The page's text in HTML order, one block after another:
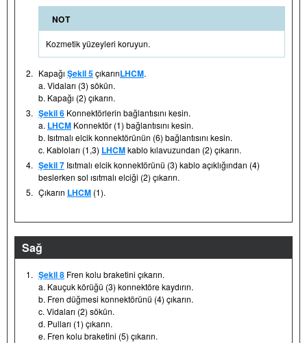
NOT
Kozmetik yüzeyleri koruyun.
2. Kapağı Şekil 5çıkarınLHCM.
a. Vidaları (3) sökün.
b. Kapağı (2) çıkarın.
3. Şekil 6 Konnektörlerin bağlantısını kesin.
a. LHCM Konnektör (1) bağlantısını kesin.
b. Isıtmalı elcik konnektörünün (6) bağlantısını kesin.
c. Kabloları (1,3) LHCMkablo kılavuzundan (2) çıkarın.
4. Şekil 7 Isıtmalı elcik konnektörünü (3) kablo açıklığından (4)
beslerken sol ısıtmalı elciği (2) çıkarın.
5. Çıkarın LHCM (1).
Sağ
1. Şekil 8 Fren kolu braketini çıkarın.
a. Kauçuk körüğü (3) konnektöre kaydırın.
b. Fren düğmesi konnektörünü (4) çıkarın.
c. Vidaları (2) sökün.
d. Pulları (1) çıkarın.
e. Fren kolu braketini (5) çıkarın.